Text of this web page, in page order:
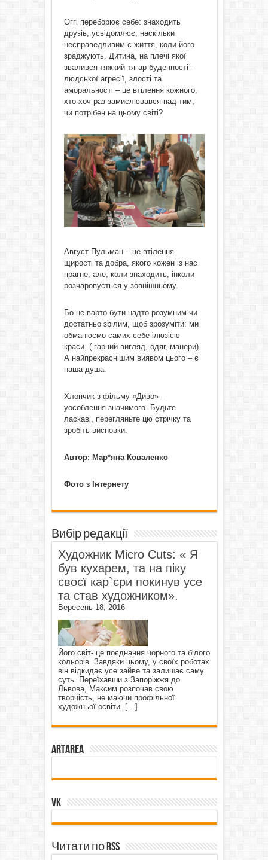
Оггі переборює себе: знаходить
друзів, усвідомлює, наскільки
несправедливим є життя, коли його
зраджують. Дитина, на плечі якої
звалився тяжкий тягар буденності –
людської агресії, злості та
аморальності – це втілення кожного,
хто хоч раз замислювався над тим,
чи потрібен на цьому світі?
Август Пульман – це втілення
щирості та добра, якого кожен із нас
прагне, але, коли знаходить, інколи
розчаровується у зовнішньому.
Бо не варто бути надто розумним чи
достатньо зрілим, щоб зрозуміти: ми
обманюємо самих себе ілюзією
краси. ( гарний вигляд, одяг, манери).
А найпрекраснішим виявом цього – є
наша душа.
Хлопчик з фільму «Диво» –
уособлення значимого. Будьте
ласкаві, перегляньте цю стрічку та
зробіть висновки.
Автор: Мар*яна Коваленко
Фото з Інтернету
Вибір редакції
Художник Micro Cuts: « Я
був кухарем, та на піку
своєї кар`єри покинув усе
та став художником».
Вересень 18, 2016
Його світ- це поєднання чорного та білого
кольорів. Завдяки цьому, у своїх роботах
він відкидає усе зайве та залишає саму
суть. Переїхавши з Запоріжжя до
Львова, Максим розпочав свою
творчість, не маючи профільної
художньої освіти. […]
ArtArea
VK
Читати по RSS